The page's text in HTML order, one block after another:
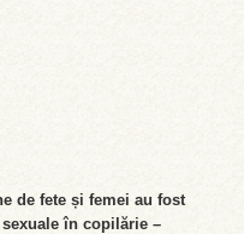
de fete și femei au fost
în copilărie –